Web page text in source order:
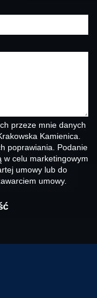
przeze mnie danych
Kamienica.
poprawiania. Podanie
w celu marketingowym
umowy lub do
umowy.